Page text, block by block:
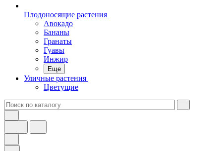
Плодоносящие растения
Авокадо
Бананы
Гранаты
Гуавы
Инжир
Еще
Уличные растения
Цветущие